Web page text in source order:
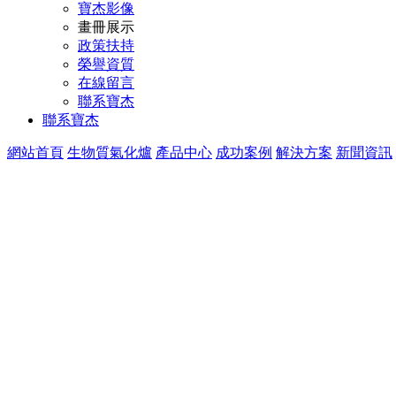
寶杰影像
畫冊展示
政策扶持
榮譽資質
在線留言
聯系寶杰
聯系寶杰
網站首頁 生物質氣化爐 產品中心 成功案例 解決方案 新聞資訊